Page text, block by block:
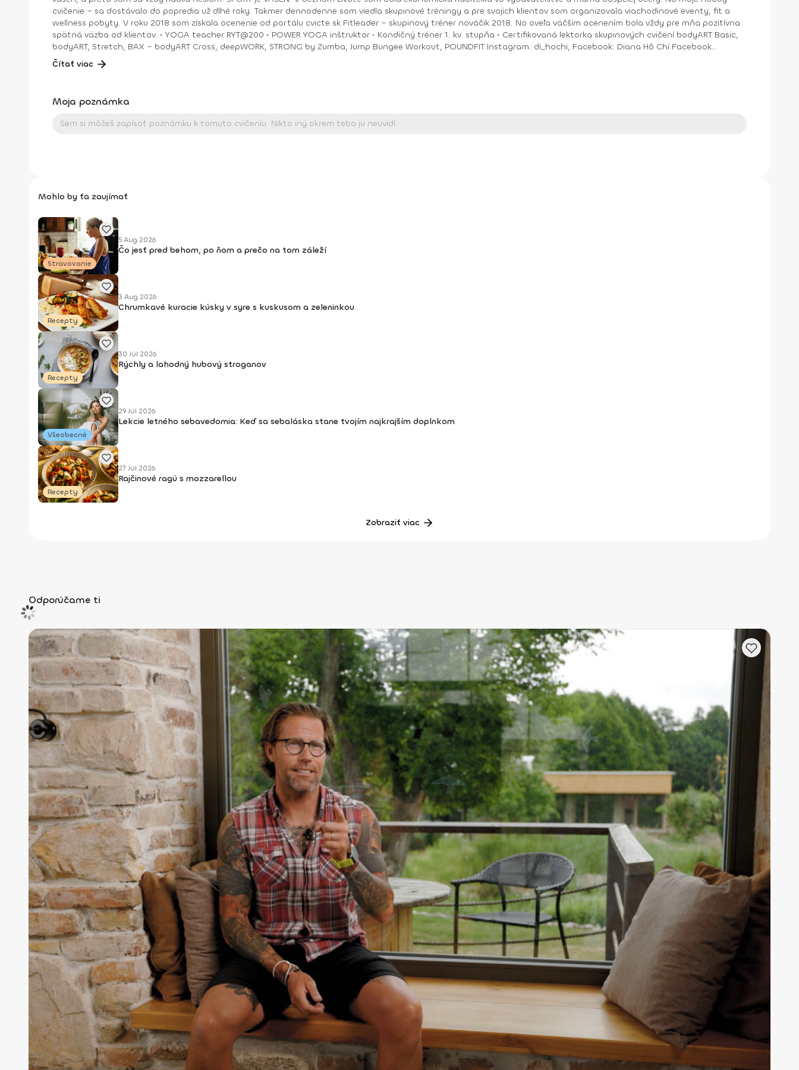
cvičenie – sa dostávalo do popredia už dlhé roky. Takmer dennodenne som viedla skupinové tréningy a pre svojich klientov som organizovala viachodinové eventy, fit a
wellness pobyty. V roku 2018 som získala ocenenie od portálu cvicte.sk Fitleader – skupinový tréner nováčik 2018. No oveľa väčším ocenením bola vždy pre mňa pozitívna
spätná väzba od klientov. • YOGA teacher RYT@200 • POWER YOGA inštruktor • Kondičný tréner 1. kv. stupňa • Certifikovaná lektorka skupinových cvičení bodyART Basic,
bodyART, Stretch, BAX – bodyART Cross, deepWORK, STRONG by Zumba, Jump Bungee Workout, POUNDFIT Instagram: di_hochi, Facebook: Diana Hô Chí Facebook
skupina: ŠPORT je VÁŠEŇ
Čítať viac
Moja poznámka
Mohlo by ťa zaujímať
Stravovanie
5 Aug 2026
Čo jesť pred behom, po ňom a prečo na tom záleží
Recepty
3 Aug 2026
Chrumkavé kuracie kúsky v syre s kuskusom a zeleninkou
Recepty
30 Júl 2026
Rýchly a lahodný hubový stroganov
Všeobecné
29 Júl 2026
Lekcie letného sebavedomia: Keď sa sebaláska stane tvojím najkrajším doplnkom
Recepty
27 Júl 2026
Rajčinové ragú s mozzarellou
Zobraziť viac
Odporúčame ti